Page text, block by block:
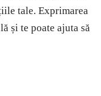
tale. Exprimarea
și te poate ajuta să